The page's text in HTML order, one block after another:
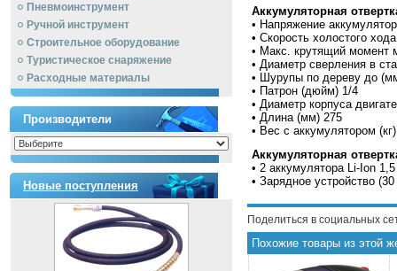
Пневмоинструмент
Ручной инcтрумент
Строительное оборудование
Туристическое снаряжение
Расходные материалы
Производители
Новые поступления
Аккумуляторная
• Напряжение
• Скорость холостого
• Макс. крутящий момент
• Диаметр сверления в
• Шурупы по дереву до
• Патрон (дюйм) 1/4
• Диаметр корпуса
• Длина (мм) 275
• Вес с аккумулятором
Аккумуляторная
• 2 аккумулятора Li-Ion
• Зарядное устройство
Поделиться в социальных
Похожие товары из этой